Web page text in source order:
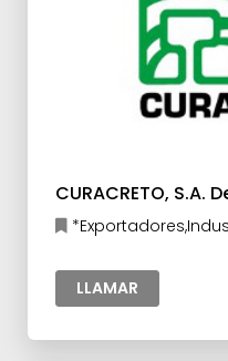
CURACRETO, S.A.
LLAMAR